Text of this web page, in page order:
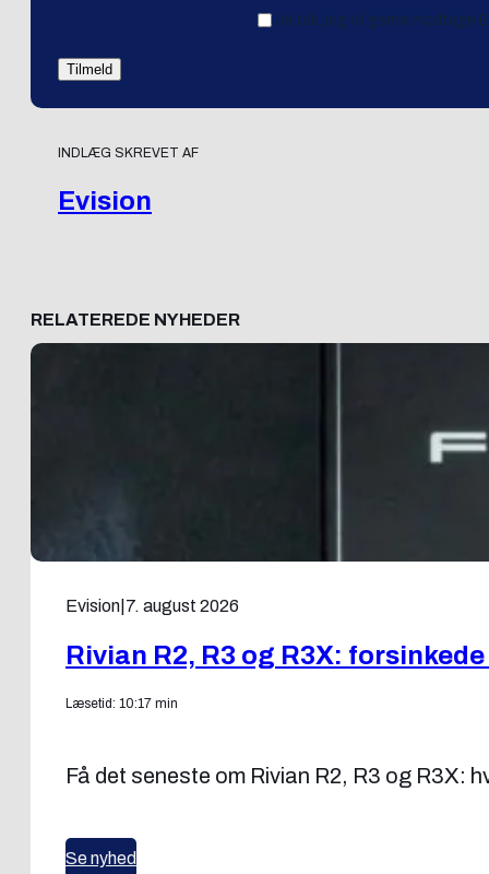
Ja tak, jeg vil gerne modtage
INDLÆG SKREVET AF
Evision
RELATEREDE NYHEDER
Evision 7. august 2026
Rivian R2, R3 og R3X:
Læsetid: 10:17 min
Få det seneste om Rivian R2, R3 og R3X:
Se nyhed